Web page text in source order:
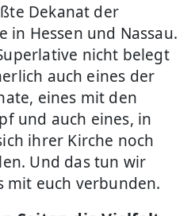
Dekanat der
in Hessen und Nassau.
nicht belegt
auch eines der
eines mit den
und auch eines, in
ihrer Kirche noch
Und das tun wir
mit euch verbunden.